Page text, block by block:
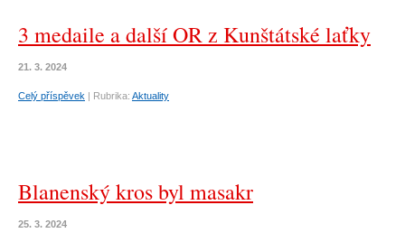
3 medaile a další OR z Kunštátské laťky
21. 3. 2024
Celý příspěvek | Rubrika: Aktuality
Blanenský kros byl masakr
25. 3. 2024